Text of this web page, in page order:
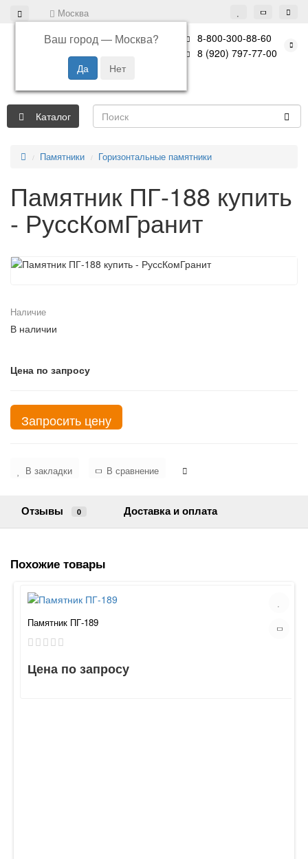
Москва
Ваш город — Москва?
8-800-300-88-60
8 (920) 797-77-00
Каталог
Памятники Горизонтальные памятники
Памятник ПГ-188 купить
- РуссКомГранит
Наличие
В наличии
Цена по запросу
Запросить цену
В закладки В сравнение
Отзывы 0 Доставка и оплата
Похожие товары
Памятник ПГ-189
Цена по запросу